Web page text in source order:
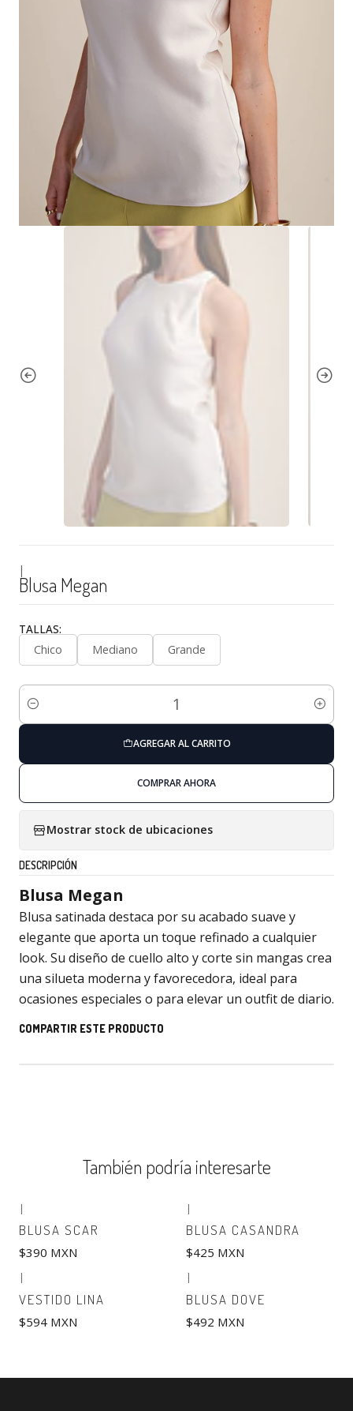
|
Blusa Megan
TALLAS:
Chico
Mediano Grande
Cantidad
AGREGAR AL CARRITO
COMPRAR AHORA
Mostrar stock de ubicaciones
DESCRIPCIÓN
Blusa Megan
Blusa satinada destaca por su acabado suave y
elegante que aporta un toque refinado a cualquier
look. Su diseño de cuello alto y corte sin mangas crea
una silueta moderna y favorecedora, ideal para
ocasiones especiales o para elevar un outfit de diario.
COMPARTIR ESTE PRODUCTO
También podría interesarte
|
BLUSA SCAR
$390 MXN
|
BLUSA CASANDRA
$425 MXN
|
VESTIDO LINA
$594 MXN
|
BLUSA DOVE
$492 MXN